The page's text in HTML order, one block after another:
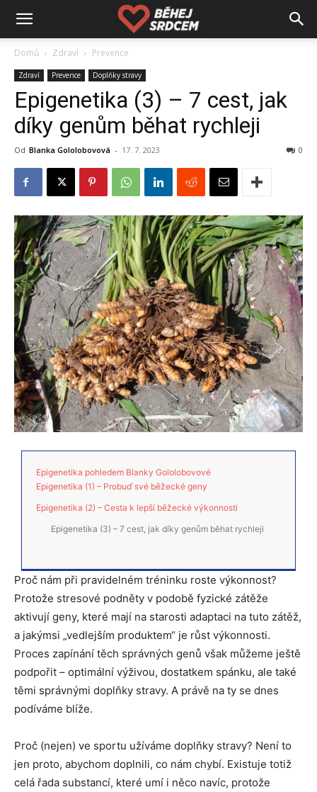
Domů Zdraví Prevence
Zdraví Prevence Doplňky stravy
Epigenetika (3) – 7 cest, jak
díky genům běhat rychleji
Od Blanka Gololobovová - 17. 7. 2023 0
Epigenetika pohledem Blanky Gololobovové
Epigenetika (1) – Probuď své běžecké geny
Epigenetika (2) – Cesta k lepší běžecké výkonnosti
Epigenetika (3) – 7 cest, jak díky genům běhat rychleji
Proč nám při pravidelném tréninku roste výkonnost?
Protože stresové podněty v podobě fyzické zátěže
aktivují geny, které mají na starosti adaptaci na tuto zátěž,
a jakýmsi „vedlejším produktem“ je růst výkonnosti.
Proces zapínání těch správných genů však můžeme ještě
podpořit – optimální výživou, dostatkem spánku, ale také
těmi správnými doplňky stravy. A právě na ty se dnes
podíváme blíže.
Proč (nejen) ve sportu užíváme doplňky stravy? Není to
jen proto, abychom doplnili, co nám chybí. Existuje totiž
celá řada substancí, které umí i něco navíc, protože